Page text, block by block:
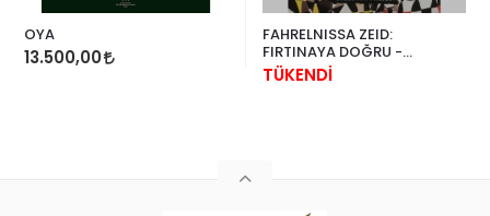
OYA
13.500,00
FAHRELNISSA ZEID:
FIRTINAYA DOĞRU -
TOWARDS A STORM
TÜKENDİ